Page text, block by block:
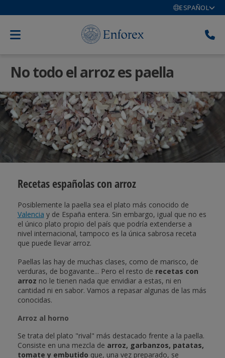
ESPAÑOL
No todo el arroz es paella
Recetas españolas con arroz
Posiblemente la paella sea el plato más conocido de
Valencia y de España entera. Sin embargo, igual que no es
el único plato propio del país que podría extenderse a
nivel internacional, tampoco es la única sabrosa receta
que puede llevar arroz.
Paellas las hay de muchas clases, como de marisco, de
verduras, de bogavante... Pero el resto de recetas con
arroz no le tienen nada que envidiar a estas, ni en
cantidad ni en sabor. Vamos a repasar algunas de las más
conocidas.
Arroz al horno
Se trata del plato "rival" más destacado frente a la paella.
Consiste en una mezcla de arroz, garbanzos, patatas,
tomate y embutido que, una vez preparado, se